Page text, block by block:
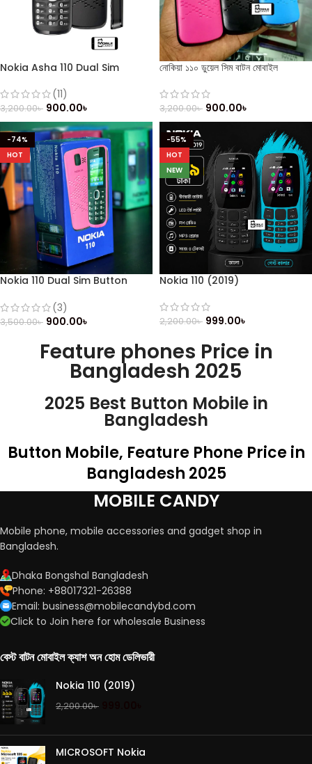
Nokia Asha 110 Dual Sim
(11)
3,200.00৳ 900.00৳
নোকিয়া ১১০ ডুয়েল সিম বাটন মোবাইল
3,200.00৳ 900.00৳
-74%
HOT
Nokia 110 Dual Sim Button
(3)
3,500.00৳ 900.00৳
-55%
HOT
NEW
Nokia 110 (2019)
2,200.00৳ 999.00৳
Feature phones Price in
Bangladesh 2025
2025 Best Button Mobile in
Bangladesh
Button Mobile, Feature Phone Price in
Bangladesh 2025
MOBILE CANDY
Mobile phone, mobile accessories and gadget shop in
Bangladesh.
Dhaka Bongshal Bangladesh
Phone: +88017321-26388
Email: business@mobilecandybd.com
Click to Join here for wholesale Business
বেস্ট বাটন মোবাইল ক্যাশ অন হোম ডেলিভারী
Nokia 110 (2019)
2,200.00৳
MICROSOFT Nokia